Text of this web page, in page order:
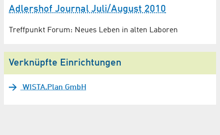
Adlershof Journal Juli/August 2010
Treffpunkt Forum: Neues Leben in alten Laboren
Verknüpfte Einrichtungen
WISTA.Plan GmbH